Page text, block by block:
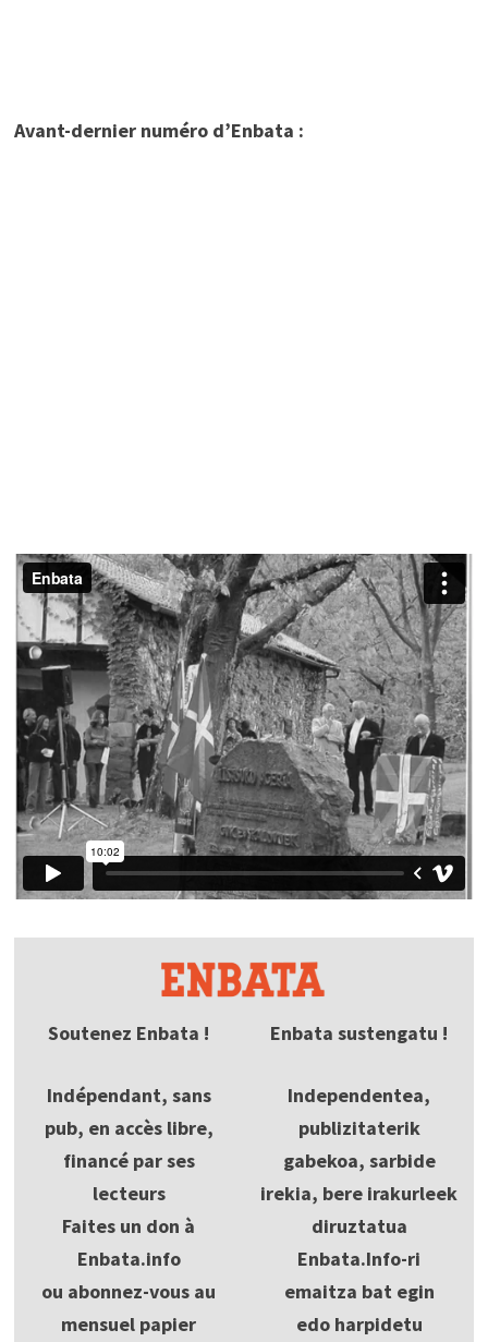
Avant-dernier numéro d’Enbata :
Soutenez Enbata !
Indépendant, sans
pub, en accès libre,
financé par ses
lecteurs
Faites un don à
Enbata.info
ou abonnez-vous au
mensuel papier
Enbata sustengatu !
Independentea,
publizitaterik
gabekoa, sarbide
irekia, bere irakurleek
diruztatua
Enbata.Info-ri
emaitza bat egin
edo harpidetu